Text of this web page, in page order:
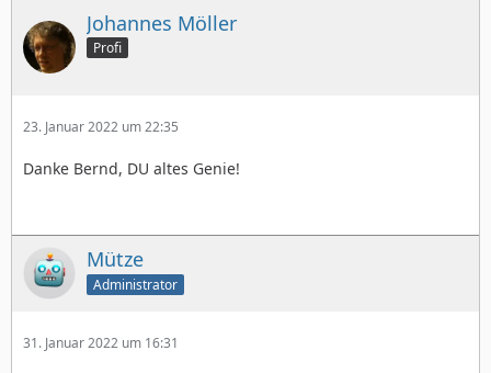
Johannes Möller
Profi
23. Januar 2022 um 22:35
Danke Bernd, DU altes Genie!
Mütze
Administrator
31. Januar 2022 um 16:31